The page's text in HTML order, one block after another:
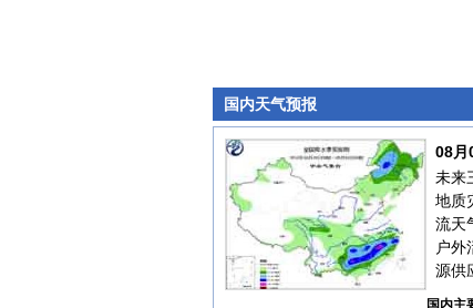
国内天气预报
08月
未来
地质
流天
户外
源供
国内主